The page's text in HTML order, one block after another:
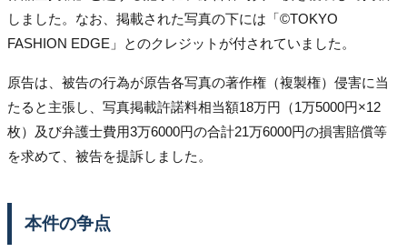
しました。なお、掲載された写真の下には「©TOKYO
FASHION EDGE」とのクレジットが付されていました。
原告は、被告の行為が原告各写真の著作権（複製権）侵害に当
たると主張し、写真掲載許諾料相当額18万円（1万5000円×12
枚）及び弁護士費用3万6000円の合計21万6000円の損害賠償等
を求めて、被告を提訴しました。
本件の争点